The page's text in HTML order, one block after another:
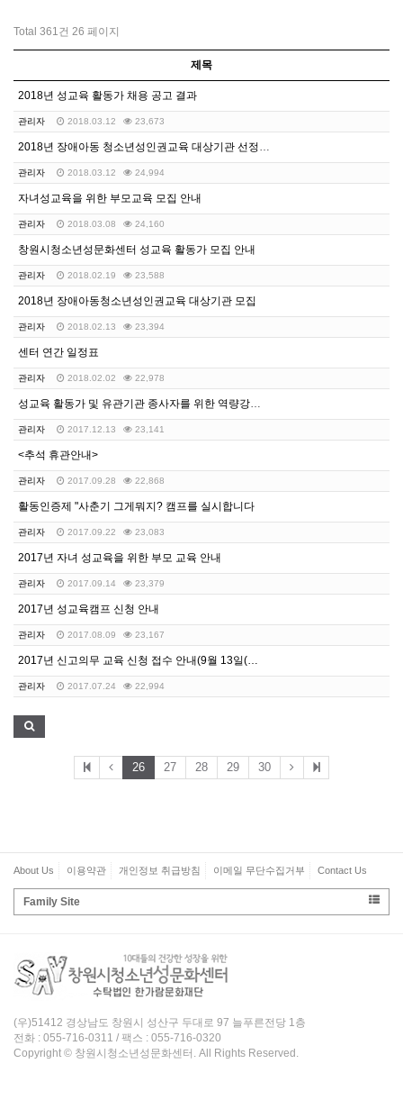
Total 361건 26 페이지
제목
2018년 성교육 활동가 채용 공고 결과
관리자 2018.03.12 23,673
2018년 장애아동 청소년성인권교육 대상기관 선정결과 …
관리자 2018.03.12 24,994
자녀성교육을 위한 부모교육 모집 안내
관리자 2018.03.08 24,160
창원시청소년성문화센터 성교육 활동가 모집 안내
관리자 2018.02.19 23,588
2018년 장애아동청소년성인권교육 대상기관 모집
관리자 2018.02.13 23,394
센터 연간 일정표
관리자 2018.02.02 22,978
성교육 활동가 및 유관기관 종사자를 위한 역량강화 교육…
관리자 2017.12.13 23,141
<추석 휴관안내>
관리자 2017.09.28 22,868
활동인증제 "사춘기 그게뭐지? 캠프를 실시합니다
관리자 2017.09.22 23,083
2017년 자녀 성교육을 위한 부모 교육 안내
관리자 2017.09.14 23,379
2017년 성교육캠프 신청 안내
관리자 2017.08.09 23,167
2017년 신고의무 교육 신청 접수 안내(9월 13일(…
관리자 2017.07.24 22,994
26 27 28 29 30
About Us 이용약관 개인정보 취급방침 이메일 무단수집거부 Contact Us
Family Site
(우)51412 경상남도 창원시 성산구 두대로 97 늘푸른전당 1층
전화 : 055-716-0311 / 팩스 : 055-716-0320
Copyright © 창원시청소년성문화센터. All Rights Reserved.